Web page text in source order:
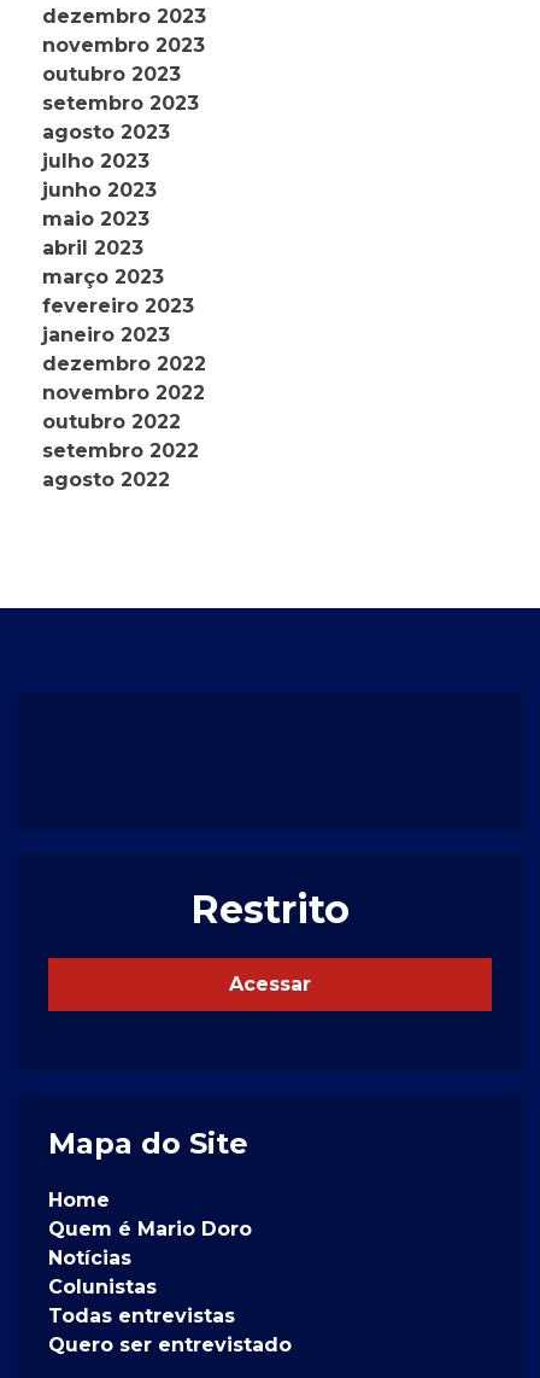
dezembro 2023
novembro 2023
outubro 2023
setembro 2023
agosto 2023
julho 2023
junho 2023
maio 2023
abril 2023
março 2023
fevereiro 2023
janeiro 2023
dezembro 2022
novembro 2022
outubro 2022
setembro 2022
agosto 2022
Restrito
Acessar
Mapa do Site
Home
Quem é Mario Doro
Notícias
Colunistas
Todas entrevistas
Quero ser entrevistado